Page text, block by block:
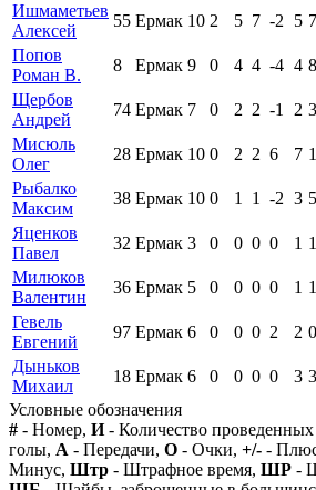
Ишмаметьев
Алексей
55 Ермак 10 2 5 7 -2 5 7
Попов
Роман В.
8 Ермак 9 0 4 4 -4 4 8
Щербов
Андрей
74 Ермак 7 0 2 2 -1 2 3
Мисюль
Олег
28 Ермак 10 0 2 2 6 7 1
Рыбалко
Максим
38 Ермак 10 0 1 1 -2 3 5
Яценков
Павел
32 Ермак 3 0 0 0 0 1 1
Милюков
Валентин
36 Ермак 5 0 0 0 0 1 1
Гевель
Евгений
97 Ермак 6 0 0 0 2 2 0
Дыньков
Михаил
18 Ермак 6 0 0 0 0 3 3
Условные обозначения
# - Номер, И- Количество проведенных
голы, А - Передачи, О - Очки, +/- -
Минус, Штр - Штрафное время, ШР -